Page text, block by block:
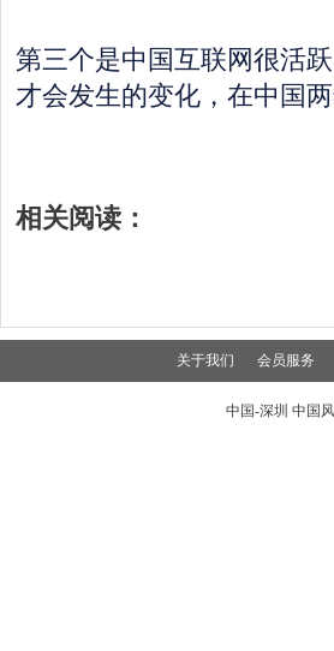
第三个是中国互联网很活
才会发生的变化，在中国两
相关阅读：
关于我们 会员服务
中国-深圳 中国